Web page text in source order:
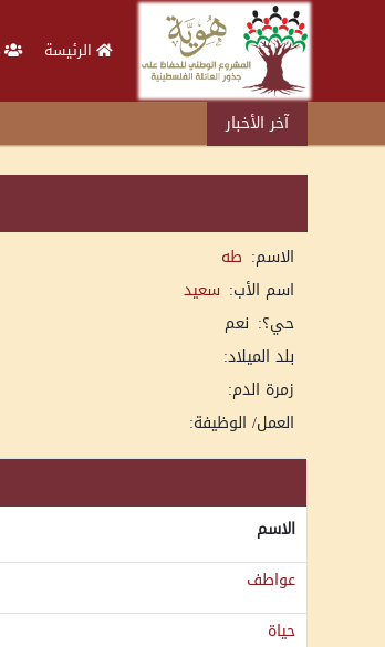
الرئيسة
آخر الأخبار
الاسم: طه
اسم الأب: سعيد
حي؟: نعم
بلد الميلاد:
زمرة الدم:
العمل/ الوظيفة:
الاسم
عواطف
حياة